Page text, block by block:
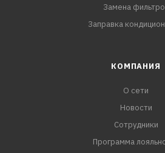
Замена
Заправка
КОМПАНИЯ
О сети
Новости
Сотрудники
Программа